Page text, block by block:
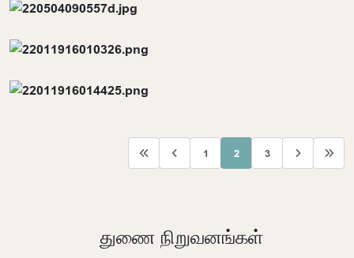
1 2 3
துணை நிறுவனங்கள்